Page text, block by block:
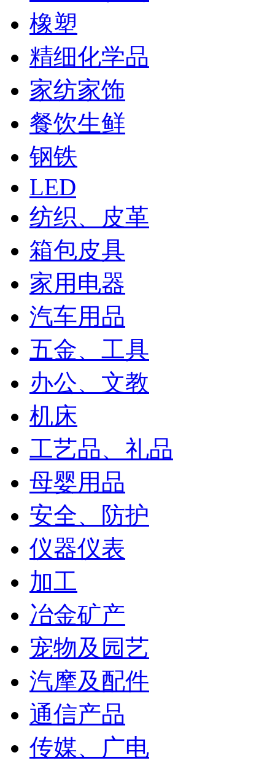
橡塑
精细化学品
家纺家饰
餐饮生鲜
钢铁
LED
纺织、皮革
箱包皮具
家用电器
汽车用品
五金、工具
办公、文教
机床
工艺品、礼品
母婴用品
安全、防护
仪器仪表
加工
冶金矿产
宠物及园艺
汽摩及配件
通信产品
传媒、广电